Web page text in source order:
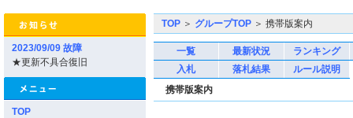
2023/09/09 故障
★更新不具合復旧
TOP
TOP ＞ グループTOP ＞ 携帯版案内
一覧 最新状況
ランキング
入札
落札結果
ルール説明
携帯版案内